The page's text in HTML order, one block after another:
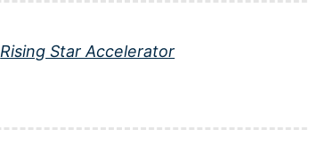
Rising Star Accelerator